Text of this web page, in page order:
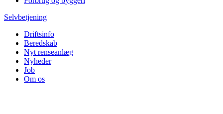
Selvbetjening
Driftsinfo
Beredskab
Nyt renseanlæg
Nyheder
Job
Om os